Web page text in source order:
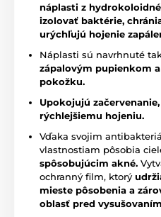
náplasti z
izolovať baktérie,
urýchľujú hojenie
Náplasti sú navrhnuté
zápalovým pupienkom
pokožku.
Upokojujú
rýchlejšiemu hojeniu.
Vďaka svojim
vlastnostiam pôsobia
spôsobujúcim akné.
ochranný film, ktorý
mieste pôsobenia a
oblasť pred